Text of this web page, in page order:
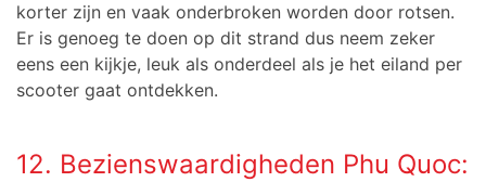
korter zijn en vaak onderbroken worden door rotsen.
Er is genoeg te doen op dit strand dus neem zeker
eens een kijkje, leuk als onderdeel als je het eiland per
scooter gaat ontdekken.
12. Bezienswaardigheden Phu Quoc: